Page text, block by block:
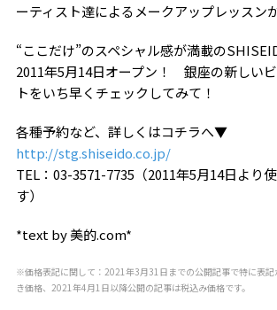
ーティスト達によるメークアップレッスン
“ここだけ”のスペシャル感が満載の
2011年5月14日オープン！ 銀座の新しい
トをいち早くチェックしてみて！
各種予約など、詳しくはコチラへ▼
http://stg.shiseido.co.jp/
TEL：03-3571-7735（2011年5月14日より
す）
*text by 美的.com*
※価格表記に関して：2021年3月31日までの公開記事で特に表
き価格、2021年4月1日以降公開の記事は税込み価格です。